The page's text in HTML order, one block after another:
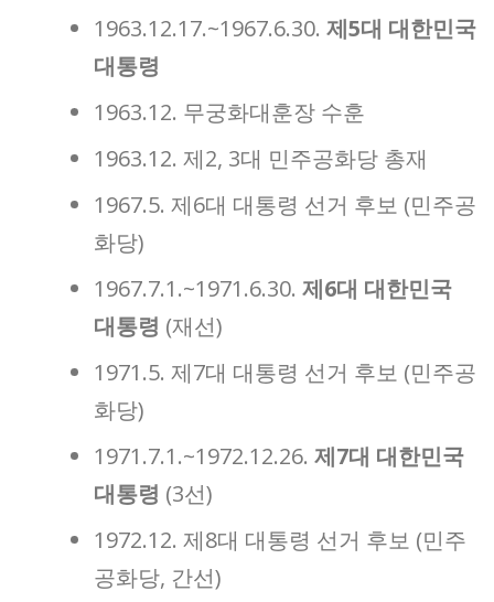
1963.12.17.~1967.6.30. 제5대 대한민국
대통령
1963.12. 무궁화대훈장 수훈
1963.12. 제2, 3대 민주공화당 총재
1967.5. 제6대 대통령 선거 후보 (민주공
화당)
1967.7.1.~1971.6.30. 제6대 대한민국
대통령 (재선)
1971.5. 제7대 대통령 선거 후보 (민주공
화당)
1971.7.1.~1972.12.26. 제7대 대한민국
대통령 (3선)
1972.12. 제8대 대통령 선거 후보 (민주
공화당, 간선)